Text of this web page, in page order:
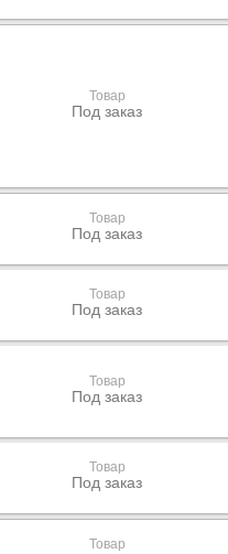
Товар
Под заказ
Товар
Под заказ
Товар
Под заказ
Товар
Под заказ
Товар
Под заказ
Товар